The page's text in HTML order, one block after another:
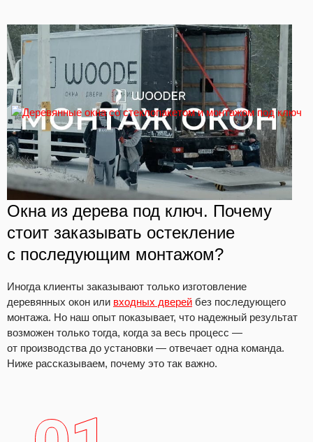
Окна из дерева под ключ. Почему
стоит заказывать остекление
с последующим монтажом?
Иногда клиенты заказывают только изготовление
деревянных окон или входных дверей без последующего
монтажа. Но наш опыт показывает, что надежный результат
возможен только тогда, когда за весь процесс —
от производства до установки — отвечает одна команда.
Ниже рассказываем, почему это так важно.